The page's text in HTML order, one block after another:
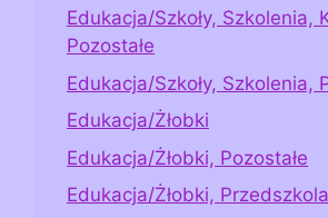
Edukacja/Szkoły, Szkolenia,
Pozostałe
Edukacja/Szkoły, Szkolenia,
Edukacja/Żłobki
Edukacja/Żłobki, Pozostałe
Edukacja/Żłobki, Przedszkola